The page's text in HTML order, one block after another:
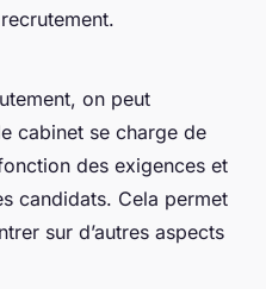
on peut
cabinet se charge de
des exigences et
candidats. Cela permet
sur d’autres aspects